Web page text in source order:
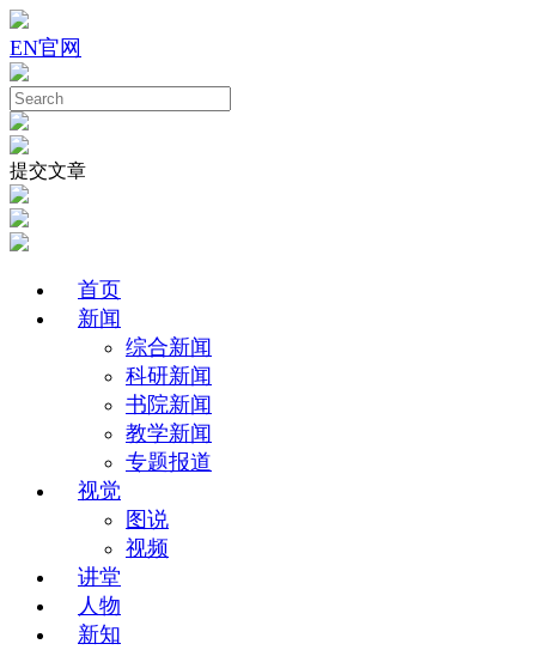
EN官网
提交文章
首页
新闻
综合新闻
科研新闻
书院新闻
教学新闻
专题报道
视觉
图说
视频
讲堂
人物
新知